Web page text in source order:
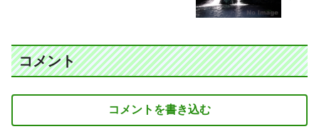
コメント
コメントを書き込む